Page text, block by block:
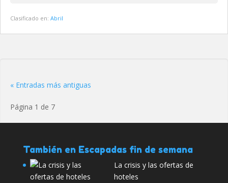
Clasificado en: Abril
« Entradas más antiguas
Página 1 de 7
También en Escapadas fin de semana
La crisis y las ofertas de
hoteles